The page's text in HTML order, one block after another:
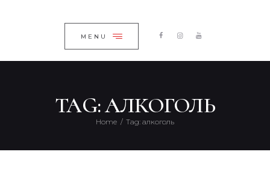
MENU
TAG: АЛКОГОЛЬ
Home Tag: алкоголь
КАТАЛОГ
ПРО КОМПАНІЮ
КОНТАКТИ